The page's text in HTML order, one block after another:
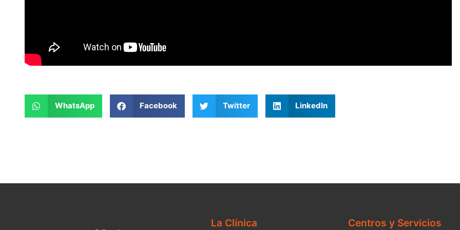
WhatsApp Facebook Twitter LinkedIn
La Clínica Centros y Servicios